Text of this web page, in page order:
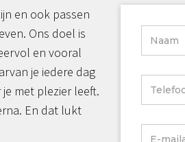
en ook passen
Ons doel is
en vooral
je iedere dag
met plezier leeft.
En dat lukt